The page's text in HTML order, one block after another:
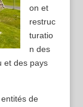
on et
restruc
turatio
n des
et des pays
de